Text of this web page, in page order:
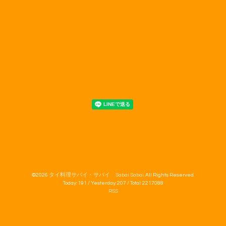
©2026 タイ料理サバイ・サバイ Sabai Sabai . All Rights Reserved.
Today: 191 / Yesterday:207 / Total:2217088
RSS